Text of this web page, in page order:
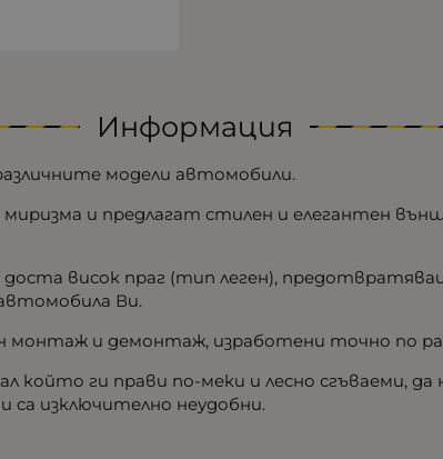
Информация
модели автомобили.
и предлагат стилен и елегантен
доста висок праг (тип леген),
Ви.
монтаж и демонтаж, изработени точно по
ги прави по-меки и лесно сгъваеми, да
са изключително неудобни.